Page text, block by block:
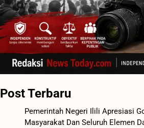
Post Terbaru
Pemerintah Negeri Ilili Apresiasi
Masyarakat Dan Seluruh Elemen